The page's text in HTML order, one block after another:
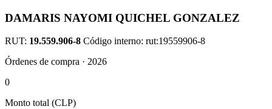
DAMARIS NAYOMI QUICHEL GONZALEZ
RUT: 19.559.906-8 Código interno: rut:19559906-8
Órdenes de compra · 2026
0
Monto total (CLP)